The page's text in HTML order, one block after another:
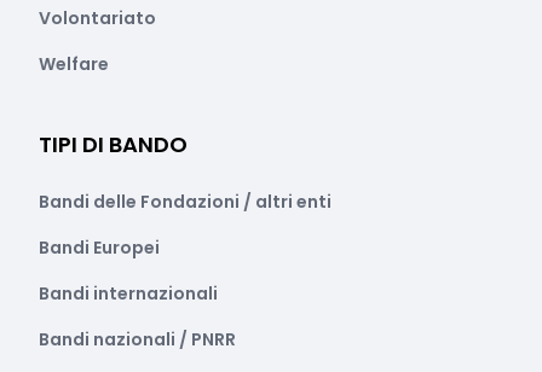
Volontariato
Welfare
TIPI DI BANDO
Bandi delle Fondazioni / altri enti
Bandi Europei
Bandi internazionali
Bandi nazionali / PNRR